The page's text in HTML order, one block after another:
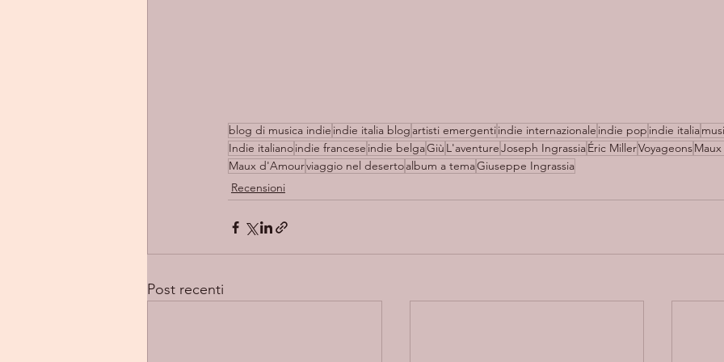
blog di musica indie indie italia blog artisti emergentiindie internazionale indie pop indie italia
Indie italianoindie francese indie belgaGiù L'aventureJoseph IngrassiaÉric MillerVoyageons
Maux d'Amourviaggio nel desertoalbum a temaGiuseppe Ingrassia
Recensioni
Post recenti